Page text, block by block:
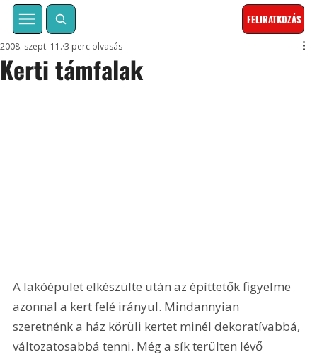
FELIRATKOZÁS
Kerti támfalak
2008. szept. 11. 3 perc olvasás
A lakóépület elkészülte után az építtetők figyelme
azonnal a kert felé irányul. Mindannyian
szeretnénk a ház körüli kertet minél dekoratívabbá,
változatosabbá tenni. Még a sík terülten lévő